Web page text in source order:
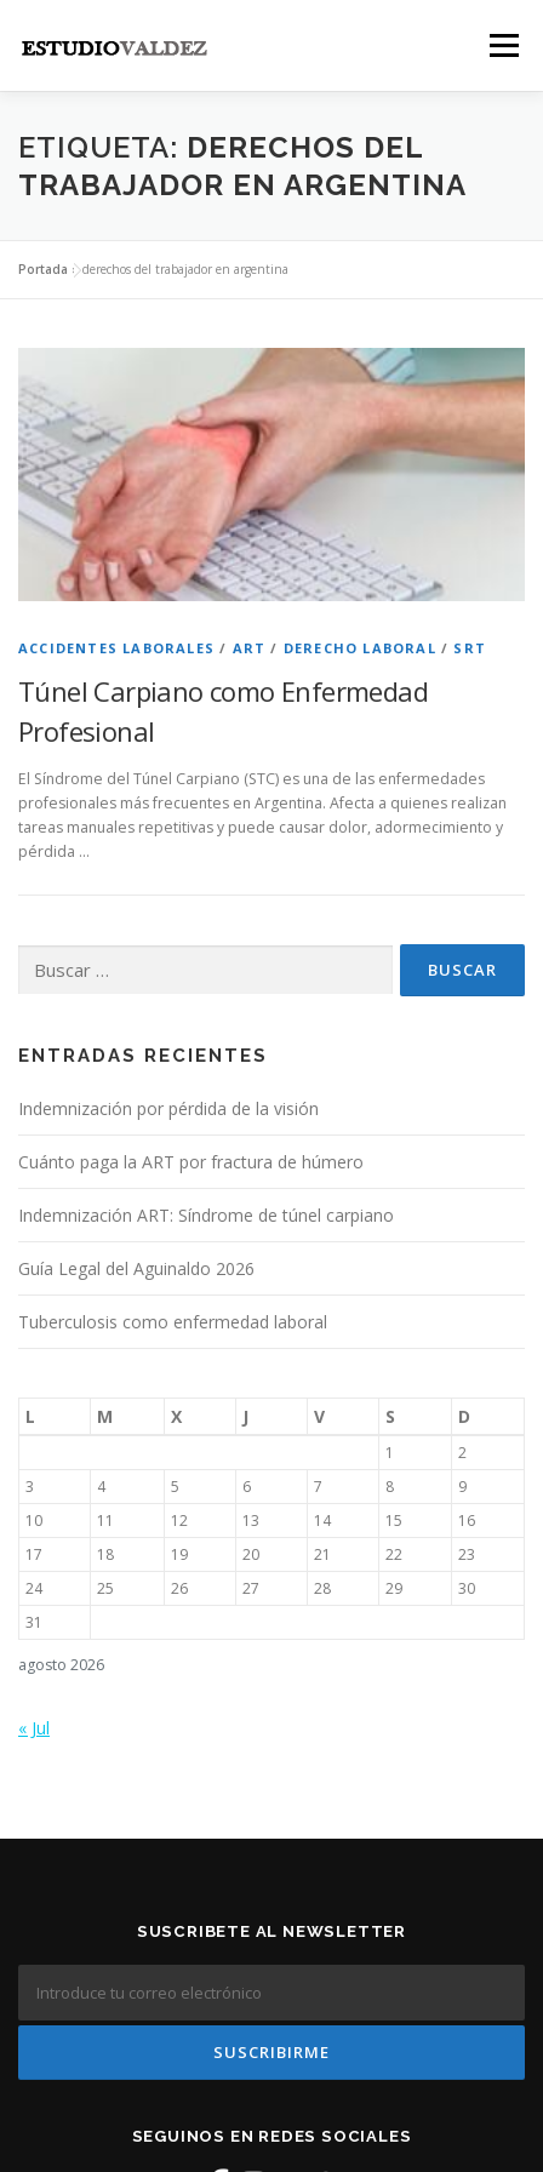
contenido
Menú
INICIO INSTITUCIONAL NOSOTROS
ETIQUETA: DERECHOS DEL
TRABAJADOR EN ARGENTINA
Portada »derechos del trabajador en argentina
ACCIDENTES LABORALES / ART / DERECHO LABORAL / SRT
Túnel Carpiano como Enfermedad
Profesional
El Síndrome del Túnel Carpiano (STC) es una de las enfermedades
profesionales más frecuentes en Argentina. Afecta a quienes realizan
tareas manuales repetitivas y puede causar dolor, adormecimiento y
pérdida …
ENTRADAS RECIENTES
Indemnización por pérdida de la visión
Cuánto paga la ART por fractura de húmero
Indemnización ART: Síndrome de túnel carpiano
Guía Legal del Aguinaldo 2026
Tuberculosis como enfermedad laboral
agosto 2026
L M X J V S D
1
2
3
4 5 6 7 8
9
10
11 12 13 14 15
16
17
18 19 20 21 22
23
24
25 26 27 28 29
30
31
« Jul
SUSCRIBETE AL NEWSLETTER
SEGUINOS EN REDES SOCIALES